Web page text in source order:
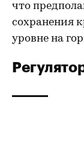
что
сохранения
уровне на